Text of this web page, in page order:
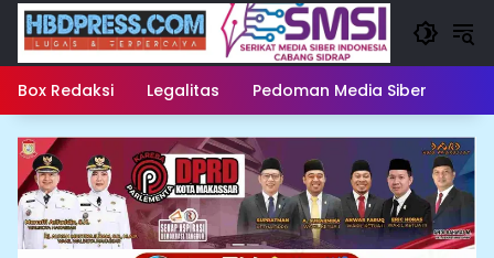
Langsung
konten
Box Redaksi Legalitas Pedoman Media Siber